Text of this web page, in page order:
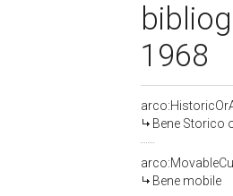
1968
Bene Storico
Bene mobile